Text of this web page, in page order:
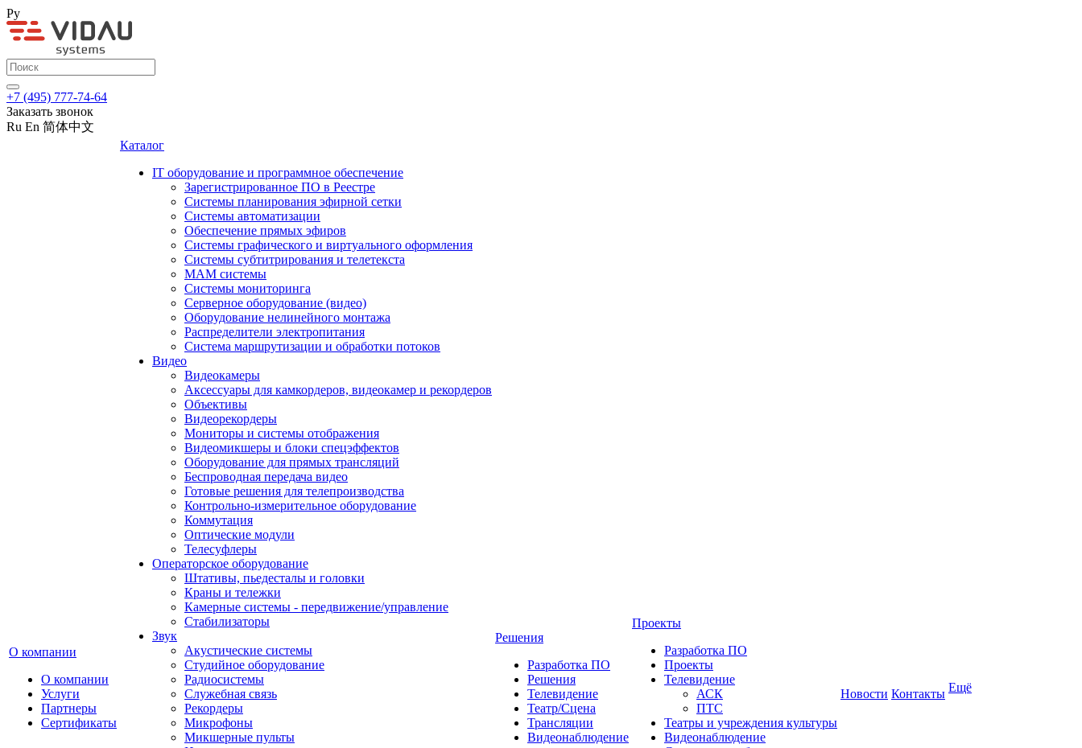
Ру
+7 (495) 777-74-64
Заказать звонок
Ru En 简体中文
О компании
О компании
Услуги
Партнеры
Сертификаты
Каталог
IT оборудование и программное обеспечение
Зарегистрированное ПО в Реестре
Системы планирования эфирной сетки
Системы автоматизации
Обеспечение прямых эфиров
Системы графического и виртуального оформления
Системы субтитрирования и телетекста
MAM системы
Системы мониторинга
Серверное оборудование (видео)
Оборудование нелинейного монтажа
Распределители электропитания
Система маршрутизации и обработки потоков
Видео
Видеокамеры
Аксессуары для камкордеров, видеокамер и рекордеров
Объективы
Видеорекордеры
Мониторы и системы отображения
Видеомикшеры и блоки спецэффектов
Оборудование для прямых трансляций
Беспроводная передача видео
Готовые решения для телепроизводства
Контрольно-измерительное оборудование
Коммутация
Оптические модули
Телесуфлеры
Операторское оборудование
Штативы, пьедесталы и головки
Краны и тележки
Камерные системы - передвижение/управление
Стабилизаторы
Звук
Акустические системы
Студийное оборудование
Радиосистемы
Служебная связь
Рекордеры
Микрофоны
Микшерные пульты
Решения
Разработка ПО
Решения
Телевидение
Театр/Сцена
Трансляции
Видеонаблюдение
Проекты
Разработка ПО
Проекты
Телевидение
АСК
ПТС
Театры и учреждения культуры
Видеонаблюдение
Новости Контакты Ещё